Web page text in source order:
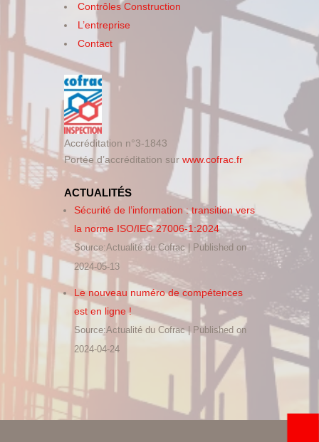
Contrôles Construction
L’entreprise
Contact
Accréditation n°3-1843
Portée d’accréditation sur www.cofrac.fr
ACTUALITÉS
Sécurité de l’information : transition vers
la norme ISO/IEC 27006-1:2024
Source:Actualité du Cofrac
Published on
2024-05-13
Le nouveau numéro de compétences
est en ligne !
Source:Actualité du Cofrac
Published on
2024-04-24